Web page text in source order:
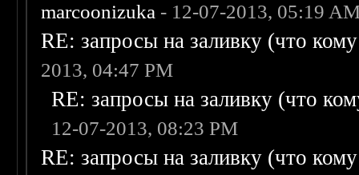
marcoonizuka - 12-07-2013, 05:19
RE: запросы на заливку (что
2013, 04:47 PM
RE: запросы на заливку (что
12-07-2013, 08:23 PM
RE: запросы на заливку (что